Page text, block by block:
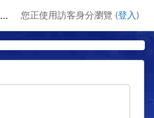
國立暨南國際大學課程資訊網 您正使用訪客身分瀏覽 (登入 )